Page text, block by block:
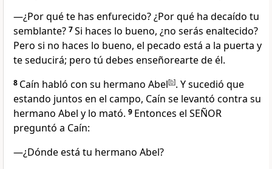
—¿Por qué te has enfurecido? ¿Por qué ha decaído tu
semblante? 7Si haces lo bueno, ¿no serás enaltecido?
Pero si no haces lo bueno, el pecado está a la puerta y
te seducirá; pero tú debes enseñorearte de él.
8 Caín habló con su hermano Abel[b]. Y sucedió que
estando juntos en el campo, Caín se levantó contra su
hermano Abel y lo mató. 9 Entonces el SEÑOR
preguntó a Caín:
—¿Dónde está tu hermano Abel?